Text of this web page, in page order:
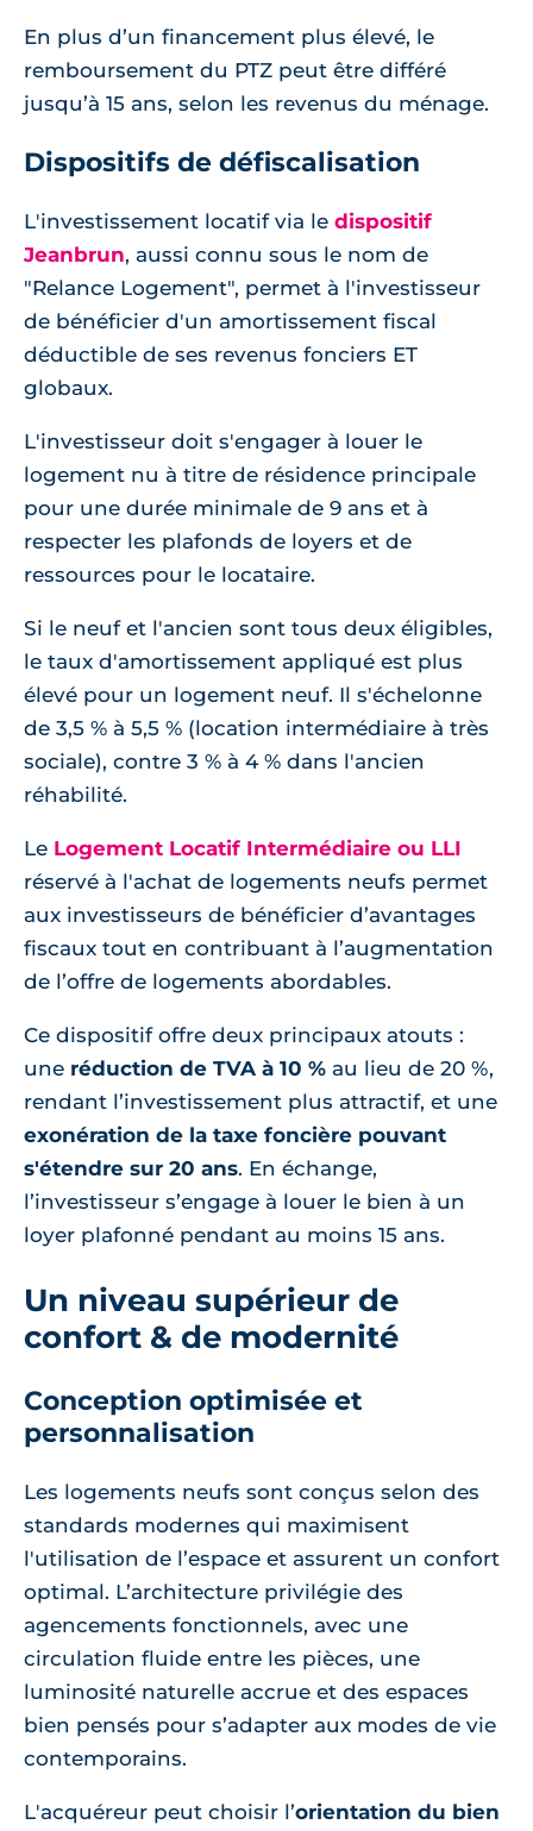
En plus d’un financement plus élevé, le
remboursement du PTZ peut être différé
jusqu’à 15 ans, selon les revenus du ménage.
Dispositifs de défiscalisation
L'investissement locatif via le dispositif
Jeanbrun, aussi connu sous le nom de
"Relance Logement", permet à l'investisseur
de bénéficier d'un amortissement fiscal
déductible de ses revenus fonciers ET
globaux.
L'investisseur doit s'engager à louer le
logement nu à titre de résidence principale
pour une durée minimale de 9 ans et à
respecter les plafonds de loyers et de
ressources pour le locataire.
Si le neuf et l'ancien sont tous deux éligibles,
le taux d'amortissement appliqué est plus
élevé pour un logement neuf. Il s'échelonne
de 3,5 % à 5,5 % (location intermédiaire à très
sociale), contre 3 % à 4 % dans l'ancien
réhabilité.
Le Logement Locatif Intermédiaire ou LLI
réservé à l'achat de logements neufs permet
aux investisseurs de bénéficier d’avantages
fiscaux tout en contribuant à l’augmentation
de l’offre de logements abordables.
Ce dispositif offre deux principaux atouts :
une réduction de TVA à 10 % au lieu de 20 %,
rendant l’investissement plus attractif, et une
exonération de la taxe foncière pouvant
s'étendre sur 20 ans. En échange,
l’investisseur s’engage à louer le bien à un
loyer plafonné pendant au moins 15 ans.
Un niveau supérieur de
confort & de modernité
Conception optimisée et
personnalisation
Les logements neufs sont conçus selon des
standards modernes qui maximisent
l'utilisation de l’espace et assurent un confort
optimal. L’architecture privilégie des
agencements fonctionnels, avec une
circulation fluide entre les pièces, une
luminosité naturelle accrue et des espaces
bien pensés pour s’adapter aux modes de vie
contemporains.
L'acquéreur peut choisir l’orientation du bien